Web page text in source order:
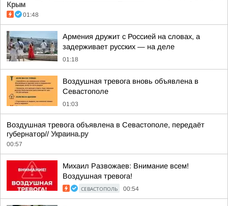
Крым
01:48
Армения дружит с Россией на словах, а
задерживает русских — на деле
01:18
Воздушная тревога вновь объявлена в
Севастополе
01:03
Воздушная тревога объявлена в Севастополе, передаёт
губернатор// Украина.ру
00:57
Михаил Развожаев: Внимание всем!
Воздушная тревога!
СЕВАСТОПОЛЬ 00:54